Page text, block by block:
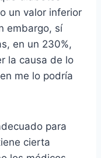
un valor inferior
embargo, sí
en un 230%,
la causa de lo
me lo podría
para
cierta